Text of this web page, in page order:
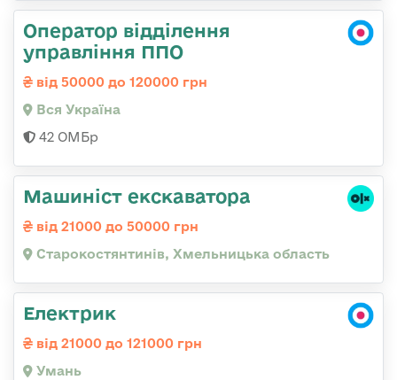
Оператор відділення
управління ППО
від 50000 до 120000 грн
Вся Україна
42 ОМБр
Машиніст екскаватора
від 21000 до 50000 грн
Старокостянтинів, Хмельницька область
Електрик
від 21000 до 121000 грн
Умань